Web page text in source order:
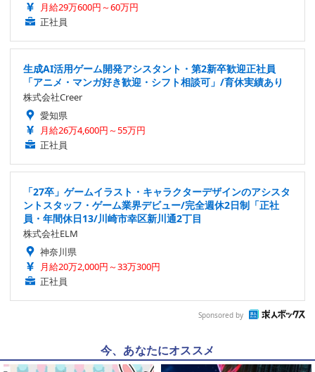
月給29万600円～60万円
正社員
生成AI活用ゲーム開発アシスタント・第2新卒歓迎正社員
「アニメ・マンガ好き歓迎・シフト相談可」/育休実績あり
株式会社Creer
愛知県
月給26万4,600円～55万円
正社員
「27卒」ゲームイラスト・キャラクターデザインのアシスタ
ントスタッフ・ゲーム業界デビュー/完全週休2日制「正社
員・年間休日13/川崎市幸区新川通2丁目
株式会社ELM
神奈川県
月給20万2,000円～33万300円
正社員
Sponsored by
今、あなたにオススメ